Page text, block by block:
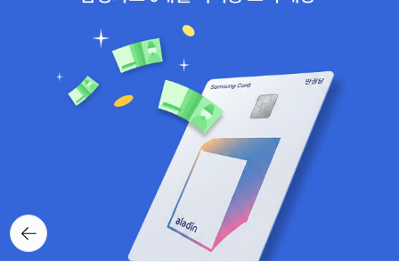
뒤로가
기